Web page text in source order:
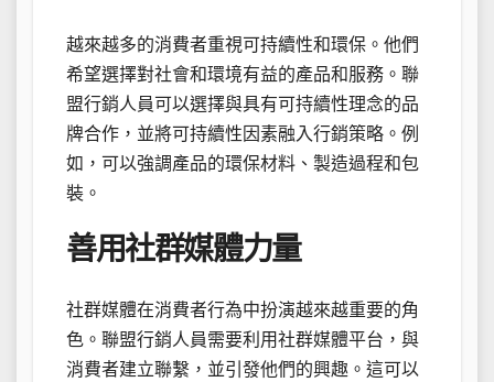
越來越多的消費者重視可持續性和環保。他們
希望選擇對社會和環境有益的產品和服務。聯
盟行銷人員可以選擇與具有可持續性理念的品
牌合作，並將可持續性因素融入行銷策略。例
如，可以強調產品的環保材料、製造過程和包
裝。
善用社群媒體力量
社群媒體在消費者行為中扮演越來越重要的角
色。聯盟行銷人員需要利用社群媒體平台，與
消費者建立聯繫，並引發他們的興趣。這可以